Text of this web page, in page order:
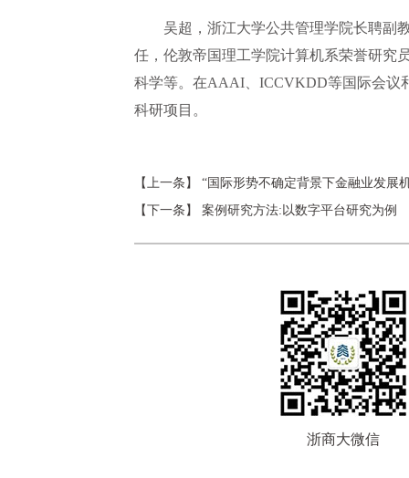
吴超，浙江大学公共管理学院长聘副
任，伦敦帝国理工学院计算机系荣誉研究
科学等。在AAAI、ICCVKDD等国际会议
科研项目。
【上一条】 “国际形势不确定背景下金融业发展
【下一条】 案例研究方法:以数字平台研究为例
浙商大微信